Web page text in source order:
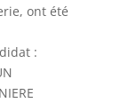
ont été
: